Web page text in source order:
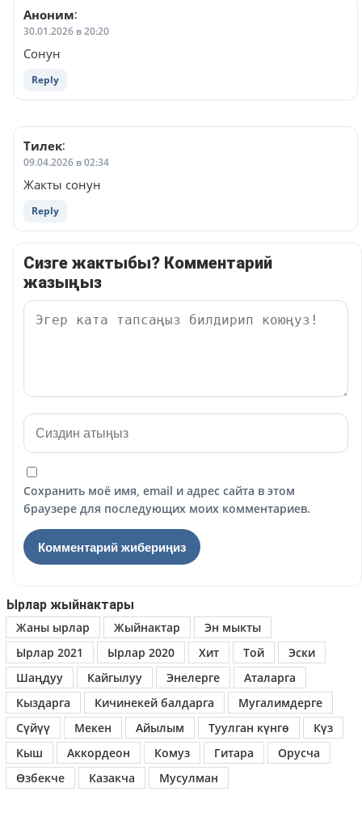
Аноним:
30.01.2026 в 20:20
Сонун
Reply
Тилек:
09.04.2026 в 02:34
Жакты сонун
Reply
Сизге жактыбы? Комментарий
жазыңыз
Сохранить моё имя, email и адрес сайта в этом
браузере для последующих моих комментариев.
Ырлар жыйнактары
Жаны ырлар
Жыйнактар
Эн мыкты
Ырлар 2021
Ырлар 2020 Хит Той
Эски
Шаңдуу
Кайгылуу Энелерге
Аталарга
Кыздарга
Кичинекей балдарга
Мугалимдерге
Сүйүү
Мекен Айылым Туулган күнгө
Күз
Кыш
Аккордеон Комуз Гитара
Орусча
Өзбекче
Казакча Мусулман